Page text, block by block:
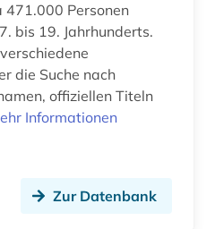
bis 19. Jahrhunderts.
die Suche nach
offiziellen Titeln
Informationen
Zur Datenbank